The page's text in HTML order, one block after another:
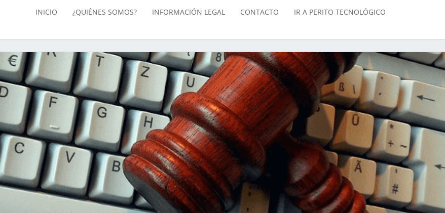
INICIO ¿QUIÉNES SOMOS? INFORMACIÓN LEGAL CONTACTO IR A PERITO TECNOLÓGICO
Peritaje
Forense,
Ciberseguridad
Y Hacking
Ético